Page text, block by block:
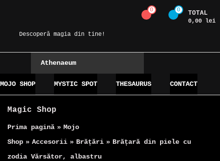
contentDescoperă magia din tine!
0 0 TOTAL
0,00 lei
Athenaeum
MOJO SHOP MYSTIC SPOT THESAURUS CONTACT
Magic Shop
Prima pagină » Mojo
Shop » Accesorii » Brățări » Brățară din piele cu
zodia Vărsător, albastru